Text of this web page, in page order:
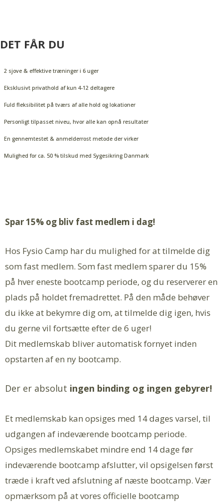
DET FÅR DU
2 sjove & effektive træninger i 6 uger
Eksklusivt privathold af kun 4-12 deltagere
Fuld fleksibilitet på tværs af alle hold og lokationer
Personligt tilpasset niveu, hvor alle kan opnå resultater
En gennemtestet & anmelderrost metode der virker
Mulighed for ca. 50 % tilskud med Sygesikring Danmark
Spar 15% og bliv fast medlem i dag!
Hos Fysio Camp har du mulighed for at tilmelde dig
som fast medlem. Som fast medlem sparer du 15%
på hver eneste bootcamp periode, og du reserverer en
plads på holdet fremadrettet. På den måde behøver
du ikke at bekymre dig om, at tilmelde dig igen, hvis
du gerne vil fortsætte efter de 6 uger!
Dit medlemskab bliver automatisk fornyet inden
opstarten af en ny bootcamp.
Der er absolut ingen binding og ingen gebyrer!
Et medlemskab kan opsiges med 14 dages varsel, til
udgangen af indeværende bootcamp periode.
Opsiges medlemskabet mindre end 14 dage før
indeværende bootcamp afslutter, vil opsigelsen først
træde i kraft ved afslutning af næste bootcamp. Vær
opmærksom på at vores officielle bootcamp